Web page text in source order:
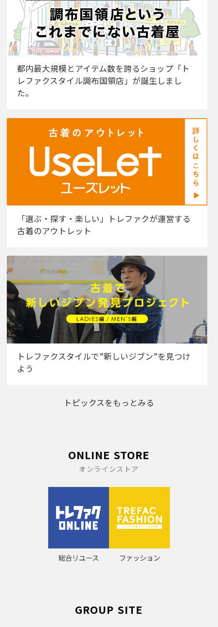
都内最大規模とアイテム数を誇るショップ「ト
レファクスタイル調布国領店」が誕生しまし
た。
「選ぶ・探す・楽しい」トレファクが運営する
古着のアウトレット
トレファクスタイルで”新しいジブン”を見つけ
よう
トピックスをもっとみる
ONLINE STORE
オンラインストア
総合リユース ファッション
GROUP SITE